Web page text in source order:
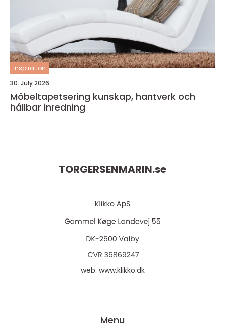
inspiration
30. July 2026
Möbeltapetsering kunskap, hantverk och
hållbar inredning
TORGERSENMARIN.se
web: www.klikko.dk
Menu